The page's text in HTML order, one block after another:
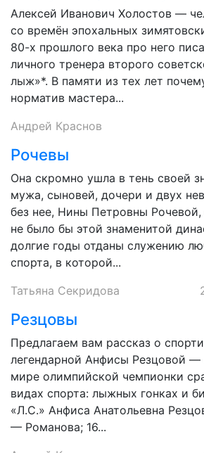
Алексей Иванович Холостов —
со времён эпохальных
80-х прошлого века про него
личного тренера второго
лыж»*. В памяти из тех лет
норматив мастера...
Андрей Краснов
Рочевы
Она скромно ушла в тень своей
мужа, сыновей, дочери и двух
без нее, Нины Петровны Рочевой,
не было бы этой знаменитой
долгие годы отданы служению
спорта, в которой...
Татьяна Секридова
Резцовы
Предлагаем вам рассказ о
легендарной Анфисы Резцовой —
мире олимпийской чемпионки
видах спорта: лыжных гонках и
«Л.С.» Анфиса Анатольевна
— Романова; 16...